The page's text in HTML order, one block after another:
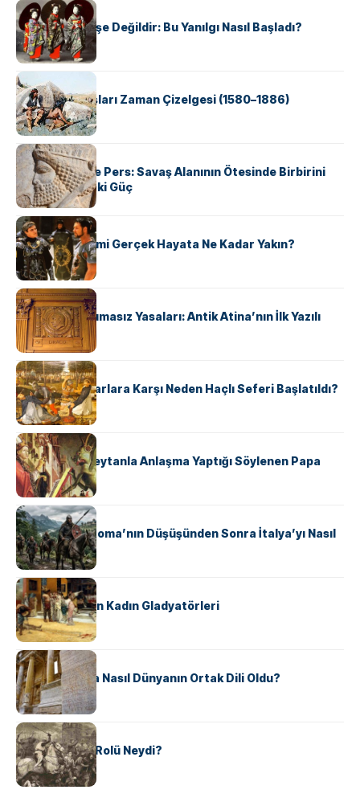
KÜLTÜR
Geyşalar Fahişe Değildir: Bu Yanılgı Nasıl Başladı?
KÜLTÜR
Apache Savaşları Zaman Çizelgesi (1580–1886)
KÜLTÜR
Antik Yunan ve Pers: Savaş Alanının Ötesinde Birbirini
Şekillendiren İki Güç
KÜLTÜR
‘Gladiator’ Filmi Gerçek Hayata Ne Kadar Yakın?
KÜLTÜR
Draco’nun Acımasız Yasaları: Antik Atina’nın İlk Yazılı
Hukuk Kodu
KÜLTÜR
Avrupalı ​​Katharlara Karşı Neden Haçlı Seferi Başlatıldı?
KÜLTÜR
II. Silvester: Şeytanla Anlaşma Yaptığı Söylenen Papa
KÜLTÜR
Ostrogotlar Roma’nın Düşüşünden Sonra İtalya’yı Nasıl
Ele Geçirdi?
KÜLTÜR
Antik Roma’nın Kadın Gladyatörleri
KÜLTÜR
Antik Yunanca Nasıl Dünyanın Ortak Dili Oldu?
KÜLTÜR
Valdensler’in Rolü Neydi?